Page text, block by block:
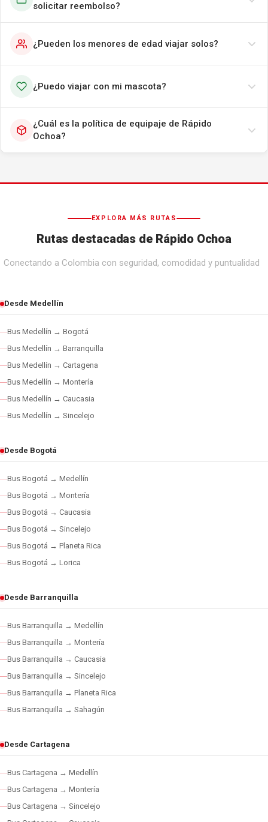
solicitar reembolso?
¿Pueden los menores de edad viajar solos?
¿Puedo viajar con mi mascota?
¿Cuál es la política de equipaje de Rápido
Ochoa?
EXPLORA MÁS RUTAS
Rutas destacadas de Rápido Ochoa
Conectando a Colombia con seguridad, comodidad y puntualidad
Desde Medellín
Bus Medellín → Bogotá
Bus Medellín → Barranquilla
Bus Medellín → Cartagena
Bus Medellín → Montería
Bus Medellín → Caucasia
Bus Medellín → Sincelejo
Desde Bogotá
Bus Bogotá → Medellín
Bus Bogotá → Montería
Bus Bogotá → Caucasia
Bus Bogotá → Sincelejo
Bus Bogotá → Planeta Rica
Bus Bogotá → Lorica
Desde Barranquilla
Bus Barranquilla → Medellín
Bus Barranquilla → Montería
Bus Barranquilla → Caucasia
Bus Barranquilla → Sincelejo
Bus Barranquilla → Planeta Rica
Bus Barranquilla → Sahagún
Desde Cartagena
Bus Cartagena → Medellín
Bus Cartagena → Montería
Bus Cartagena → Sincelejo